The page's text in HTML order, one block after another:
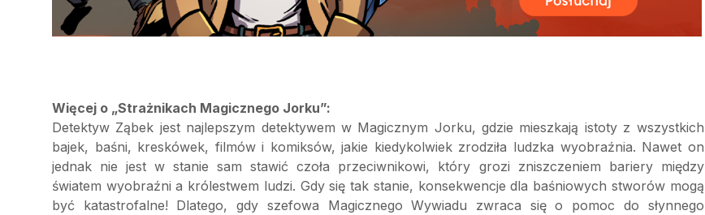
Więcej o „Strażnikach Magicznego Jorku”:
Detektyw Ząbek jest najlepszym detektywem w Magicznym Jorku, gdzie mieszkają istoty z wszystkich
bajek, baśni, kreskówek, filmów i komiksów, jakie kiedykolwiek zrodziła ludzka wyobraźnia. Nawet on
jednak nie jest w stanie sam stawić czoła przeciwnikowi, który grozi zniszczeniem bariery między
światem wyobraźni a królestwem ludzi. Gdy się tak stanie, konsekwencje dla baśniowych stworów mogą
być katastrofalne! Dlatego, gdy szefowa Magicznego Wywiadu zwraca się o pomoc do słynnego